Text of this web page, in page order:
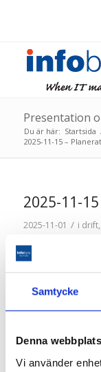
Samtycke
Denna
Vi använder
Presentation
Du är här: Startsida
2025-11-15 –
2025-11-
2025-11-01 / i drift,
Lördagen den
mellan cirka kl
Share this